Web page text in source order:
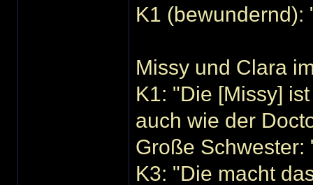
K1 (bewundernd):
Missy und Clara
K1: "Die [Missy]
auch wie der
Große Schwester:
K3: "Die macht